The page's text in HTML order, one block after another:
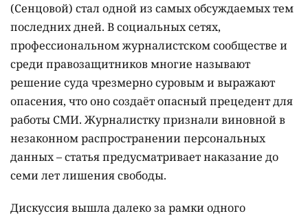
(Сенцовой) стал одной из самых обсуждаемых тем
последних дней. В социальных сетях,
профессиональном журналистском сообществе и
среди правозащитников многие называют
решение суда чрезмерно суровым и выражают
опасения, что оно создаёт опасный прецедент для
работы СМИ. Журналистку признали виновной в
незаконном распространении персональных
данных – статья предусматривает наказание до
семи лет лишения свободы.
Дискуссия вышла далеко за рамки одного